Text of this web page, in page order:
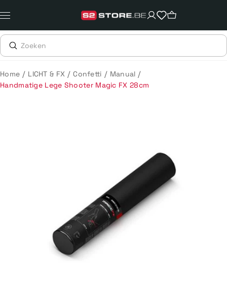
naar
content
Home / LICHT & FX / Confetti / Manual /
Handmatige Lege Shooter Magic FX 28cm